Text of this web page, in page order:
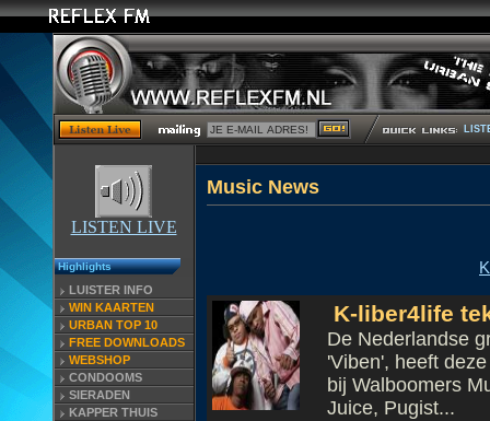
LISTEN LIVE
Highlights
LUISTER INFO
WIN KAARTEN
URBAN TOP 10
FREE DOWNLOADS
WEBSHOP
CONDOOMS
SIERADEN
KAPPER THUIS
K-liber4life
De Nederlandse
'Viben', heeft
bij Walboomers
Juice, Pugist...